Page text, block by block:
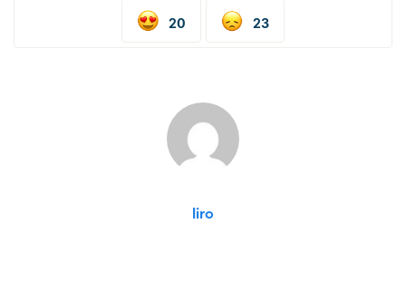
20 23
Iiro